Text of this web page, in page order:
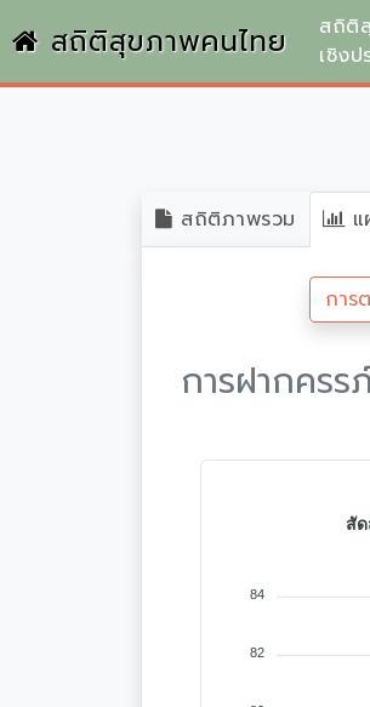
สถิติสุขภาพคนไทย
สถิติ
เชิงป
สถิติภาพรวม แ
การ
การฝากครร